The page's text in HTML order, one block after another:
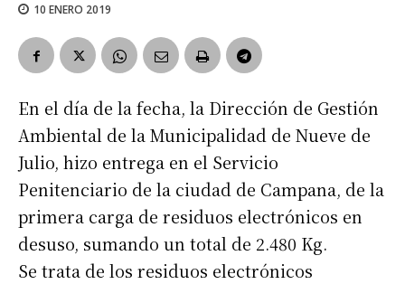
10 ENERO 2019
En el día de la fecha, la Dirección de Gestión
Ambiental de la Municipalidad de Nueve de
Julio, hizo entrega en el Servicio
Penitenciario de la ciudad de Campana, de la
primera carga de residuos electrónicos en
desuso, sumando un total de 2.480 Kg.
Se trata de los residuos electrónicos